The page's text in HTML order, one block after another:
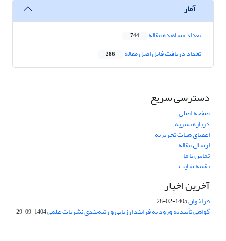
آمار
تعداد مشاهده مقاله 744
تعداد دریافت فایل اصل مقاله 286
دسترسی سریع
صفحه اصلی
درباره نشریه
اعضای هیات تحریریه
ارسال مقاله
تماس با ما
نقشه سایت
آخرین اخبار
فراخوان1405-02-28
گواهی تأییدیه ورود به فرایند ارزیابی و رتبه‌بندی نشریات علمی1404-09-29